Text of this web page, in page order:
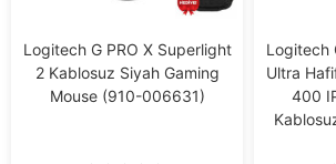
Logitech G PRO X Superlight
2 Kablosuz Siyah Gaming
Mouse (910-006631)
Logitech
Ultra
400